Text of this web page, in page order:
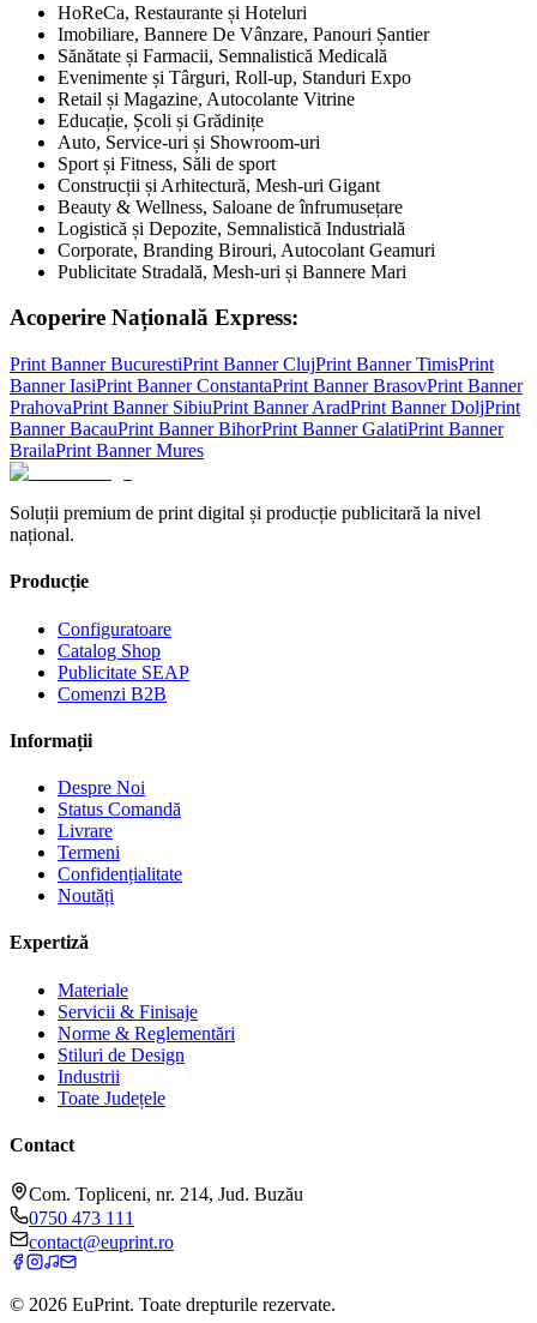
HoReCa, Restaurante și Hoteluri
Imobiliare, Bannere De Vânzare, Panouri Șantier
Sănătate și Farmacii, Semnalistică Medicală
Evenimente și Târguri, Roll-up, Standuri Expo
Retail și Magazine, Autocolante Vitrine
Educație, Școli și Grădinițe
Auto, Service-uri și Showroom-uri
Sport și Fitness, Săli de sport
Construcții și Arhitectură, Mesh-uri Gigant
Beauty & Wellness, Saloane de înfrumusețare
Logistică și Depozite, Semnalistică Industrială
Corporate, Branding Birouri, Autocolant Geamuri
Publicitate Stradală, Mesh-uri și Bannere Mari
Acoperire Națională Express:
Print BannerBucurestiPrint BannerClujPrint BannerTimisPrint
BannerIasiPrint BannerConstantaPrint BannerBrasovPrint Banner
PrahovaPrint Banner SibiuPrint BannerAradPrint BannerDoljPrint
BannerBacauPrint BannerBihorPrint BannerGalatiPrint Banner
BrailaPrint BannerMures
Soluții premium de print digital și producție publicitară la nivel
național.
Producție
Configuratoare
Catalog Shop
Publicitate SEAP
Comenzi B2B
Informații
Despre Noi
Status Comandă
Livrare
Termeni
Confidențialitate
Noutăți
Expertiză
Materiale
Servicii & Finisaje
Norme & Reglementări
Stiluri de Design
Industrii
Toate Județele
Contact
Com. Topliceni, nr. 214, Jud. Buzău
0750 473 111
contact@euprint.ro
© 2026 EuPrint. Toate drepturile rezervate.